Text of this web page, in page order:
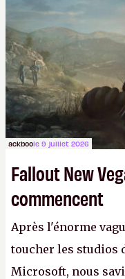
ackboole 9 juillet 2026
Fallout New
commencent
Après l'énorme
toucher les studios
Microsoft, nous